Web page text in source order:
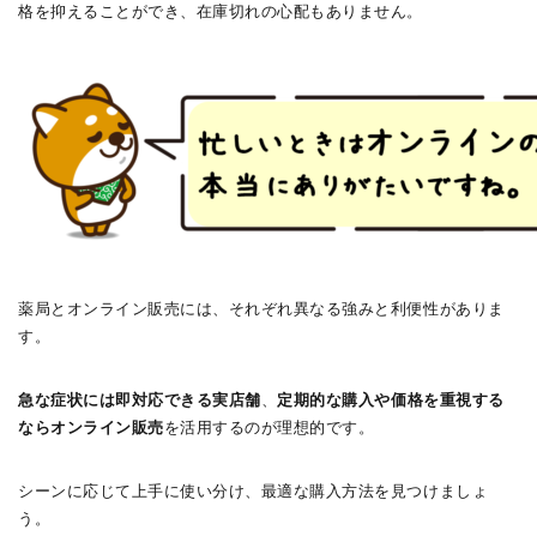
格を抑えることができ、在庫切れの心配もありません。
薬局とオンライン販売には、それぞれ異なる強みと利便性がありま
す。
急な症状には即対応できる実店舗
定期的な購入や価格を重視する
ならオンライン販売を活用するのが理想的です。
シーンに応じて上手に使い分け、最適な購入方法を見つけましょ
う。